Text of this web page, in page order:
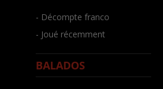
- Décompte franco
- Joué récemment
BALADOS